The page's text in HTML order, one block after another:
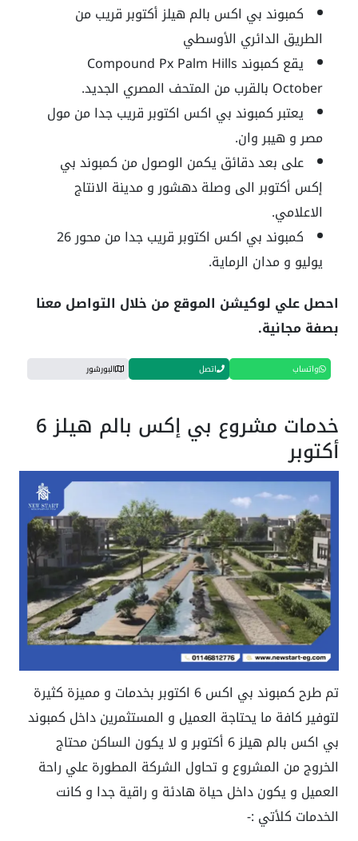
كمبوند بي اكس بالم هيلز أكتوبر قريب من
الطريق الدائري الأوسطي
يقع كمبوند Compound Px Palm Hills
October بالقرب من المتحف المصري الجديد.
يعتبر كمبوند بي اكس اكتوبر قريب جدا من مول
مصر و هيبر وان.
على بعد دقائق يكمن الوصول من كمبوند بي
إكس أكتوبر الى وصلة دهشور و مدينة الانتاج
الاعلامي.
كمبوند بي اكس اكتوبر قريب جدا من محور 26
يوليو و مدان الرماية.
احصل علي لوكيشن الموقع من خلال التواصل معنا
بصفة مجانية.
واتساب اتصل البورشور
خدمات مشروع بي إكس بالم هيلز 6
أكتوبر
تم طرح كمبوند بي اكس 6 اكتوبر بخدمات و مميزة كثيرة
لتوفير كافة ما يحتاجة العميل و المستثمرين داخل كمبوند
بي اكس بالم هيلز 6 أكتوبر و لا يكون الساكن محتاج
الخروج من المشروع و تحاول الشركة المطورة علي راحة
العميل و يكون داخل حياة هادئة و راقية جدا و كانت
الخدمات كلأتي :-